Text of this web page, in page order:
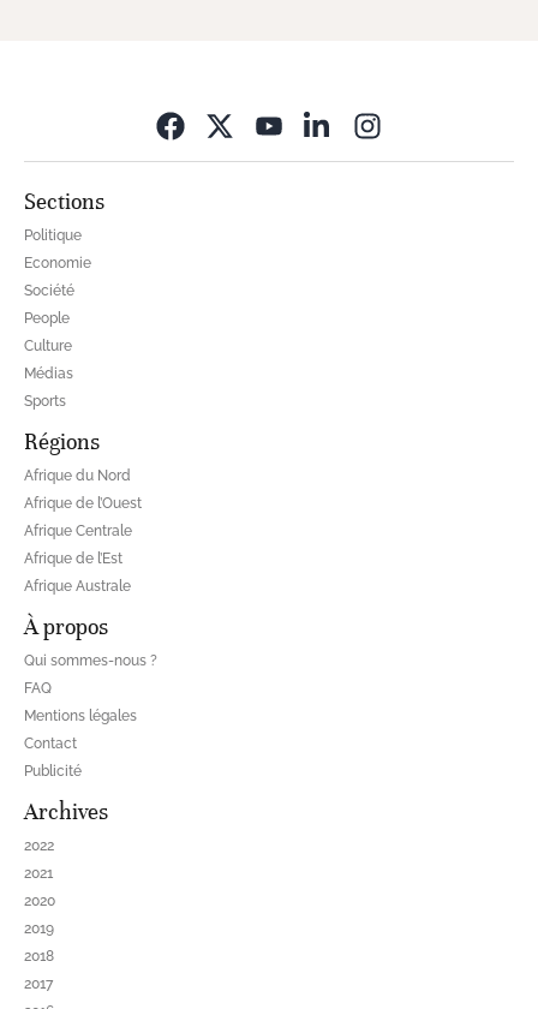
Sections
Politique
Economie
Société
People
Culture
Médias
Sports
Régions
Afrique du Nord
Afrique de l’Ouest
Afrique Centrale
Afrique de l’Est
Afrique Australe
À propos
Qui sommes-nous ?
FAQ
Mentions légales
Contact
Publicité
Archives
2022
2021
2020
2019
2018
2017